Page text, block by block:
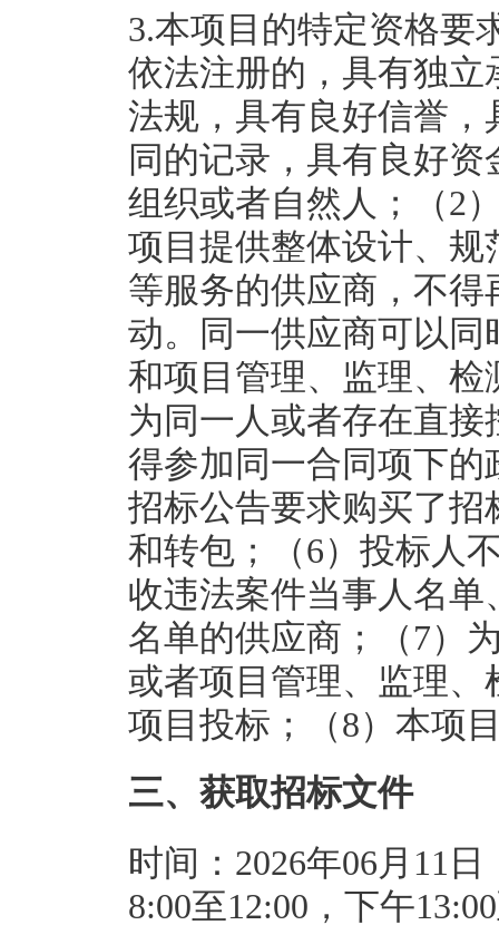
3.本项目的特定资格要
依法注册的，具有独
法规，具有良好信誉
同的记录，具有良好
组织或者自然人；（2
项目提供整体设计、
等服务的供应商，不
动。同一供应商可以
和项目管理、监理、
为同一人或者存在直
得参加同一合同项下
招标公告要求购买了招
和转包；（6）投标人
收违法案件当事人名
名单的供应商；（7）
或者项目管理、监理
项目投标；（8）本项
三、获取招标文件
时间：2026年06月11
8:00至12:00，下午